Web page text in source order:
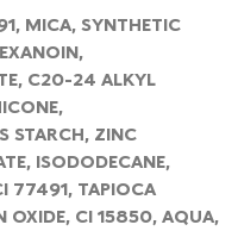
MICA, SYNTHETIC
C20-24 ALKYL
STARCH, ZINC
ISODODECANE,
77491, TAPIOCA
OXIDE, CI 15850, AQUA,